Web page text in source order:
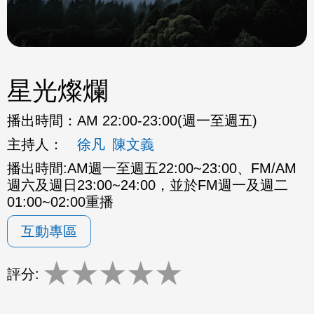
星光燦爛
播出時間： AM 22:00-23:00(週一至週五)
主持人：
徐凡 陳文義
播出時間:AM週一至週五22:00~23:00、FM/AM
週六及週日23:00~24:00，並於FM週一及週二
01:00~02:00重播
互動專區
評分: ★★★★★